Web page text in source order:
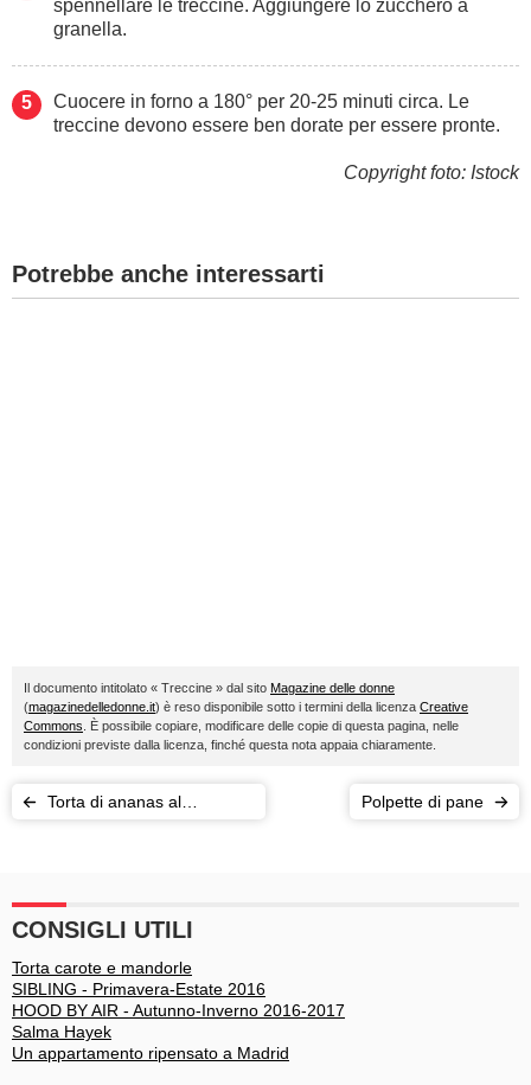
spennellare le treccine. Aggiungere lo zucchero a
granella.
Cuocere in forno a 180° per 20-25 minuti circa. Le
treccine devono essere ben dorate per essere pronte.
Copyright foto: Istock
Potrebbe anche interessarti
Il documento intitolato « Treccine » dal sito Magazine delle donne
(magazinedelledonne.it) è reso disponibile sotto i termini della licenza Creative
Commons . È possibile copiare, modificare delle copie di questa pagina, nelle
condizioni previste dalla licenza, finché questa nota appaia chiaramente.
Torta di ananas al
Polpette di pane
CONSIGLI UTILI
Torta carote e mandorle
SIBLING - Primavera-Estate 2016
HOOD BY AIR - Autunno-Inverno 2016-2017
Salma Hayek
Un appartamento ripensato a Madrid